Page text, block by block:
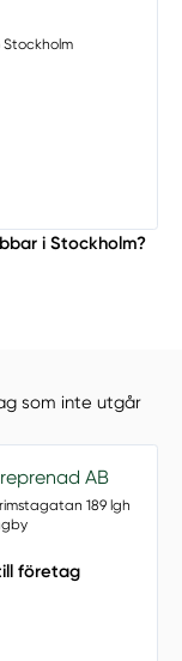
Stockholm
i Stockholm?
som inte utgår
AB
189 lgh
företag